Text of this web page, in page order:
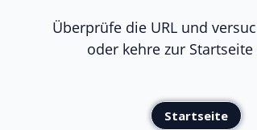
Überprüfe die URL und
oder kehre zur Startseite
Startseite